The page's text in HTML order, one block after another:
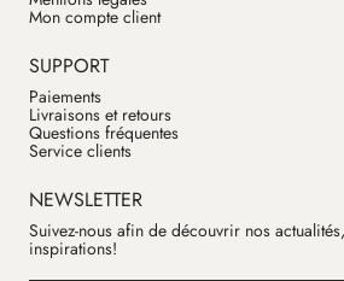
Mon compte client
SUPPORT
Paiements
Livraisons et retours
Questions fréquentes
Service clients
NEWSLETTER
Suivez-nous afin de découvrir nos
inspirations!